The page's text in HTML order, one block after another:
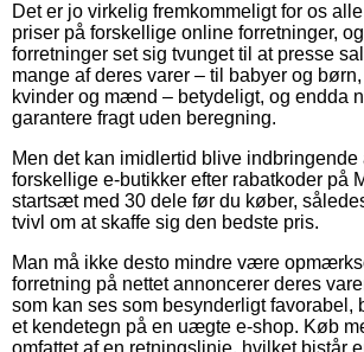
Det er jo virkelig fremkommeligt for os
priser på forskellige online forretninger,
forretninger set sig tvunget til at presse
mange af deres varer – til babyer og børn,
kvinder og mænd – betydeligt, og endda
garantere fragt uden beregning.
Men det kan imidlertid blive
forskellige e-butikker efter rabatkoder på
startsæt med 30 dele før du køber,
tvivl om at skaffe sig den bedste pris.
Man må ikke desto mindre være
forretning på nettet annoncerer deres
som kan ses som besynderligt favorabel,
et kendetegn på en uægte e-shop. Køb